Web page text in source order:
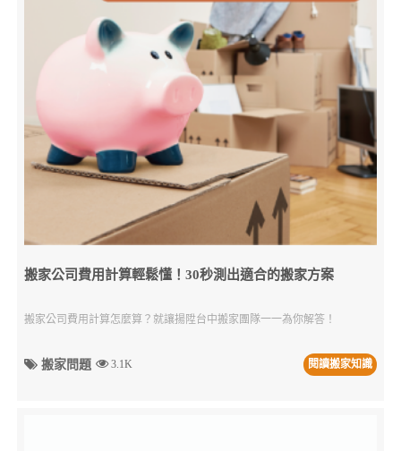
搬家公司費用計算輕鬆懂！30秒測出適合的搬家方案
搬家公司費用計算怎麼算？就讓揚陞台中搬家團隊一一為你解答！
搬家問題 3.1K 閱讀搬家知識